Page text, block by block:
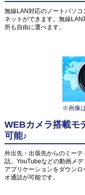
無線LAN対応のノートパソ
ネットができます。無線
所も自由に選べます。
※画像
WEBカメラ搭載モ
可能♪
外出先・出張先からのミー
話。YouTubeなどの動画メ
アプリケーションをダウン
オ通話が可能です。